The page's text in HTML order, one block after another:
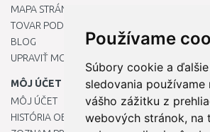
Používame
Súbory cookie a
sledovania používame
vášho zážitku z
webových stránok, na
MAPA STRÁNOK
TOVAR PODĽA ZNAČIEK
BLOG
UPRAVIŤ MOJE PREDVOĽBY COOKIES
MÔJ ÚČET
MÔJ ÚČET
HISTÓRIA OBJEDNÁVOK